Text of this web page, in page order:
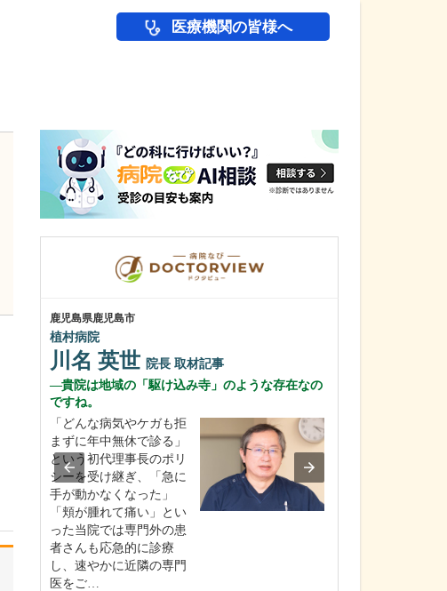
医療機関の皆様へ
鹿児島県鹿児島市
植村病院
川名 英世 院長 取材記事
貴院は地域の「駆け込み寺」のような存在なの
ですね。
「どんな病気やケガも拒
まずに年中無休で診る」
という初代理事長のポリ
シーを受け継ぎ、「急に
手が動かなくなった」
「頬が腫れて痛い」とい
った当院では専門外の患
者さんも応急的に診療
し、速やかに近隣の専門
医をご…